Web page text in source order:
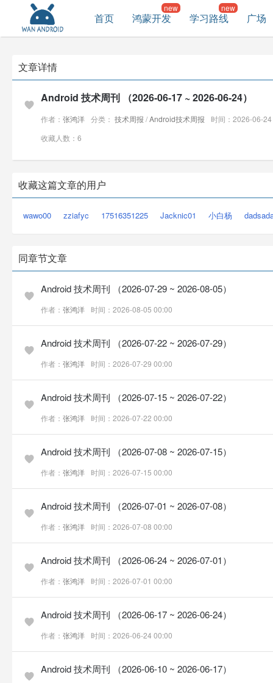
首页 鸿蒙开发 学习路线 广场
文章详情
Android 技术周刊 （2026-06-17 ~ 2026-06-24）
作者： 张鸿洋 分类： 技术周报 /Android技术周报
时间：2026-06-
收藏人数：6
收藏这篇文章的用户
wawo00 zziafyc 17516351225 Jacknic01 小白杨
同章节文章
Android 技术周刊 （2026-07-29 ~ 2026-08-05）
作者： 张鸿洋 时间：2026-08-05 00:00
Android 技术周刊 （2026-07-22 ~ 2026-07-29）
作者： 张鸿洋 时间：2026-07-29 00:00
Android 技术周刊 （2026-07-15 ~ 2026-07-22）
作者： 张鸿洋 时间：2026-07-22 00:00
Android 技术周刊 （2026-07-08 ~ 2026-07-15）
作者： 张鸿洋 时间：2026-07-15 00:00
Android 技术周刊 （2026-07-01 ~ 2026-07-08）
作者： 张鸿洋 时间：2026-07-08 00:00
Android 技术周刊 （2026-06-24 ~ 2026-07-01）
作者： 张鸿洋 时间：2026-07-01 00:00
Android 技术周刊 （2026-06-17 ~ 2026-06-24）
作者： 张鸿洋 时间：2026-06-24 00:00
Android 技术周刊 （2026-06-10 ~ 2026-06-17）